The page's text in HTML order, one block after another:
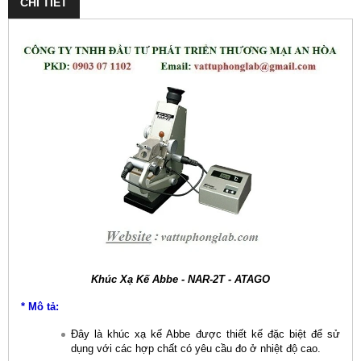
Khúc Xạ Kế Abbe - NAR-2T - ATAGO
* Mô tả:
Đây là khúc xạ kế Abbe được thiết kế đặc biệt để sử
dụng với các hợp chất có yêu cầu đo ở nhiệt độ cao.